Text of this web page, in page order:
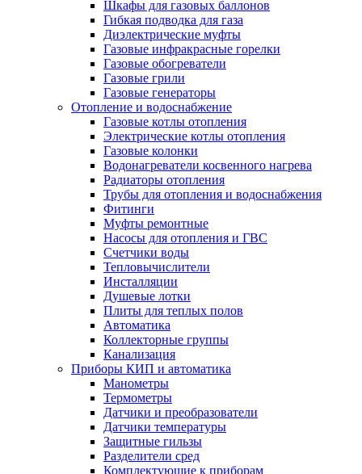
Шкафы для газовых баллонов
Гибкая подводка для газа
Диэлектрические муфты
Газовые инфракрасные горелки
Газовые обогреватели
Газовые грили
Газовые генераторы
Отопление и водоснабжение
Газовые котлы отопления
Электрические котлы отопления
Газовые колонки
Водонагреватели косвенного нагрева
Радиаторы отопления
Трубы для отопления и водоснабжения
Фитинги
Муфты ремонтные
Насосы для отопления и ГВС
Счетчики воды
Тепловычислители
Инсталляции
Душевые лотки
Плиты для теплых полов
Автоматика
Коллекторные группы
Канализация
Приборы КИП и автоматика
Манометры
Термометры
Датчики и преобразователи
Датчики температуры
Защитные гильзы
Разделители сред
Комплектующие к приборам